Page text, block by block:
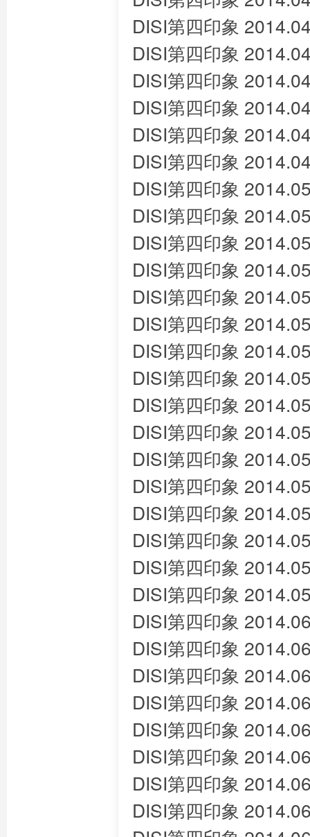
DISI第四印象
DISI第四印象
DISI第四印象
DISI第四印象
DISI第四印象
DISI第四印象
DISI第四印象
DISI第四印象
DISI第四印象
DISI第四印象
DISI第四印象
DISI第四印象
DISI第四印象
DISI第四印象
DISI第四印象
DISI第四印象
DISI第四印象
DISI第四印象
DISI第四印象
DISI第四印象
DISI第四印象
DISI第四印象
DISI第四印象
DISI第四印象
DISI第四印象
DISI第四印象
DISI第四印象
DISI第四印象
DISI第四印象
DISI第四印象